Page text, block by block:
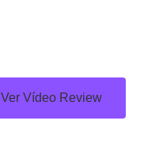
Ver Vídeo Review